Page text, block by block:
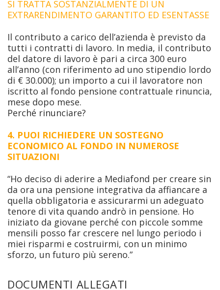
SI TRATTA SOSTANZIALMENTE DI UN
EXTRARENDIMENTO GARANTITO ED ESENTASSE
Il contributo a carico dell’azienda è previsto da
tutti i contratti di lavoro. In media, il contributo
del datore di lavoro è pari a circa 300 euro
all’anno (con riferimento ad uno stipendio lordo
di € 30.000); un importo a cui il lavoratore non
iscritto al fondo pensione contrattuale rinuncia,
mese dopo mese.
Perché rinunciare?
4. PUOI RICHIEDERE UN SOSTEGNO
ECONOMICO AL FONDO IN NUMEROSE
SITUAZIONI
“Ho deciso di aderire a Mediafond per creare sin
da ora una pensione integrativa da affiancare a
quella obbligatoria e assicurarmi un adeguato
tenore di vita quando andrò in pensione. Ho
iniziato da giovane perché con piccole somme
mensili posso far crescere nel lungo periodo i
miei risparmi e costruirmi, con un minimo
sforzo, un futuro più sereno.”
DOCUMENTI ALLEGATI